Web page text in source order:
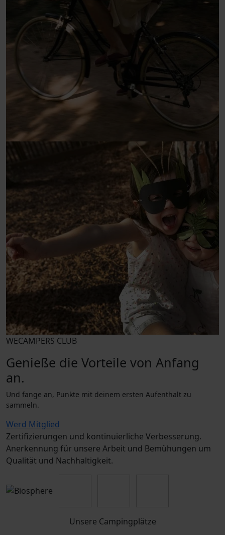
WECAMPERS CLUB
Genieße die Vorteile von Anfang
an.
Und fange an, Punkte mit deinem ersten Aufenthalt zu
sammeln.
Werd Mitglied
Zertifizierungen und kontinuierliche Verbesserung.
Anerkennung für unsere Arbeit und Bemühungen um
Qualität und Nachhaltigkeit.
Unsere Campingplätze